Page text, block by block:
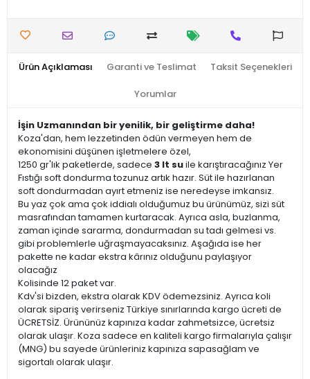
Ürün Açıklaması Garanti ve Teslimat Taksit Seçenekleri
Yorumlar
İşin Uzmanından bir yenilik, bir geliştirme daha!
Koza'dan, hem lezzetinden ödün vermeyen hem de
ekonomisini düşünen işletmelere özel,
1250 gr'lık paketlerde, sadece 3 lt suile karıştıracağınız Yer
Fıstığı soft dondurma tozunuz artık hazır. Süt ile hazırlanan
soft dondurmadan ayırt etmeniz ise neredeyse imkansız.
Bu yaz çok ama çok iddialı olduğumuz bu ürünümüz, sizi süt
masrafından tamamen kurtaracak. Ayrıca asla, buzlanma,
zaman içinde sararma, dondurmadan su tadı gelmesi vs.
gibi problemlerle uğraşmayacaksınız. Aşağıda ise her
pakette ne kadar ekstra kârınız olduğunu paylaşıyor
olacağız
Kolisinde 12 paket var.
Kdv'si bizden, ekstra olarak KDV ödemezsiniz. Ayrıca koli
olarak sipariş verirseniz Türkiye sınırlarında kargo ücreti de
ÜCRETSİZ. Ürününüz kapınıza kadar zahmetsizce, ücretsiz
olarak ulaşır. Koza sadece en kaliteli kargo firmalarıyla çalışır
(MNG) bu sayede ürünleriniz kapınıza sapasağlam ve
sigortalı olarak ulaşır.